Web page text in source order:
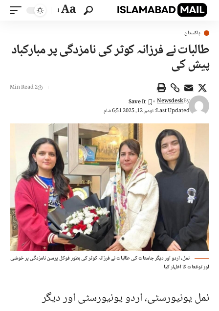
Aa
پاکستان
طالبات نے فرزانہ کوثر کی نامزدگی پر مبارکباد
پیش کی
Last Updated: نومبر 12, 2025 6:51 شام
By
Newsdesk
2 Min Read
نمل، اردو اور دیگر جامعات کی طالبات نے فرزانہ کوثر کی بطور فوکل پرسن نامزدگی پر خوشی
اور توقعات کا اظہار کیا
نمل یونیورسٹی، اردو یونیورسٹی اور دیگر